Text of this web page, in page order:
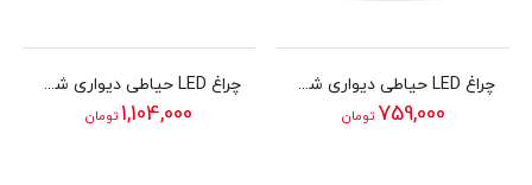
چراغ LED حیاطی دیواری شب تاب مدل آوش
759,000 تومان
چراغ LED حیاطی دیواری شب تاب مدل دایا
1,104,000 تومان